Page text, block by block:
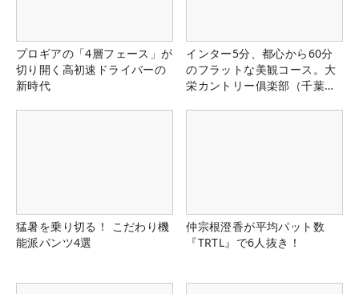
プロギアの「4層フェース」が
切り開く高初速ドライバーの
新時代
インター5分、都心から60分
のフラットな美観コース。大
栄カントリー俱楽部（千葉
猛暑を乗り切る！ こだわり機
能派パンツ4選
仲宗根澄香が平均パット数
『TRTL』で6人抜き！